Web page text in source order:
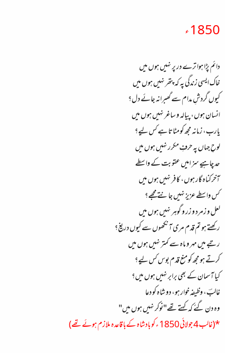
1850 ء
دائم پڑا ہوا ترے در پر نہیں ہوں میں
خاک ایسی زندگی پہ کہ پتھر نہیں ہوں میں
کیوں گردشِ مدام سے گھبرانہ جائے دل؟
انسان ہوں، پیالہ و ساغر نہیں ہوں میں
یارب، زمانہ مجھ کو مٹاتا ہے کس لیے؟
لوحِ جہاں پہ حرفِ مکرر نہیں ہوں میں
حد چاہیے سز امیں عقوبت کے واسطے
آخر کناہ گار ہوں، کافر نہیں ہوں میں
کس واسطے عزیز نہیں جانتے مجھے؟
لعل و زمرد و زر و گوہر نہیں ہوں میں
رکھتے ہو تم قدم مری آنکھوں سے کیوں دریغ؟
رتبے میں مہر و ماہ سے کمتر نہیں ہوں میں
کرتے ہو مجھ کو منع قدم بوس کس لیے؟
کیا آسمان کے بھی برابر نہیں ہوں میں؟
غالبؔ، وظیفہ خوار ہو، دو شاہ کو دعا
وہ دن گئے کہ کہتے تھے"نوکر نہیں ہوں میں"
*(غالب 4 جولائی 1850 ء کو بادشاہ کےبا قاعدہ ملازم ہوئےتھے)